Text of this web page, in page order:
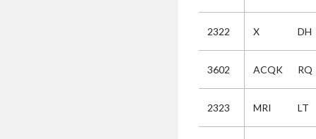
2322 X DH
3602 ACQK RQ
2323 MRI LT